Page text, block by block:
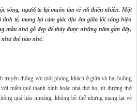
sống, người ta lại muốn tìm về với thiên nhiên. Một
tế, mang lại cảm giác dịu êm giữa lối sống hiện
mẫu nhà gỗ đẹp để thấy được những năm gần đây,
thế nào nhé.
truyền thống với một phòng khách ở giữa và hai buồng
miền quê thanh bình hoặc nhà thờ họ, từ đường thờ
quá hào nhoáng, không bề thế nhưng mang lại vẻ